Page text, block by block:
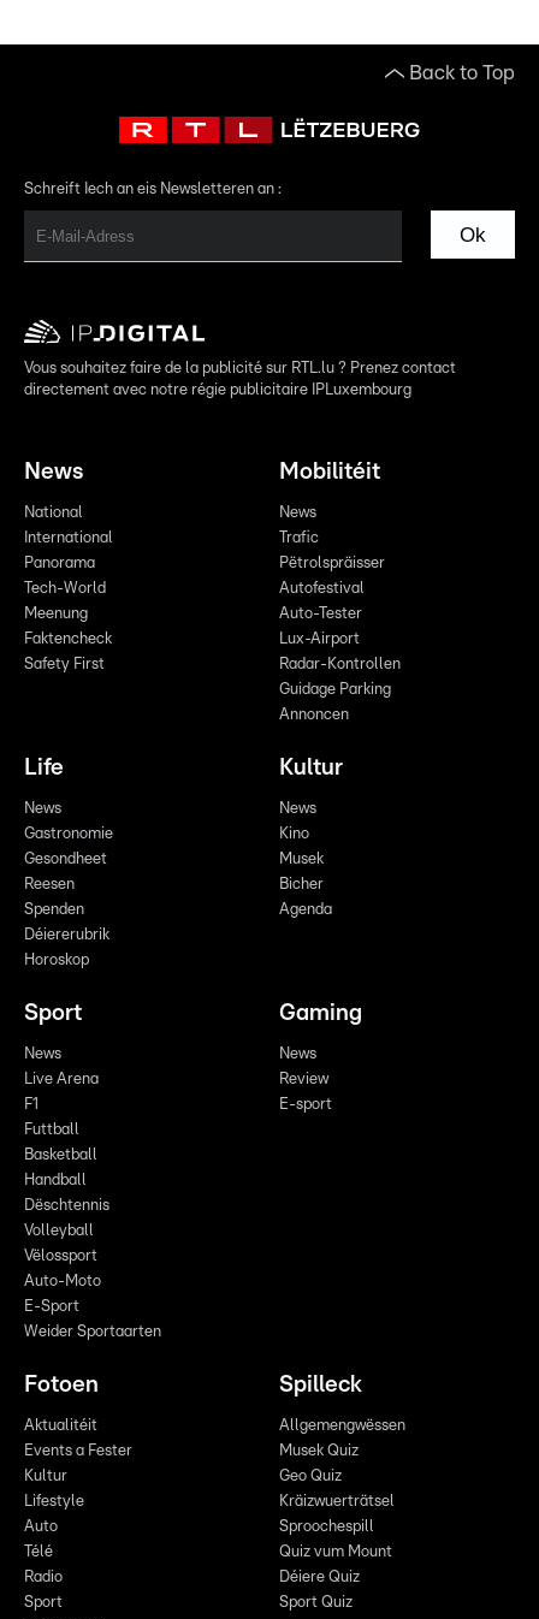
Back to Top
Schreift Iech an eis Newsletteren an :
Ok
Vous souhaitez faire de la publicité sur RTL.lu ? Prenez contact
directement avec notre régie publicitaire IPLuxembourg
News
National
International
Panorama
Tech-World
Meenung
Faktencheck
Safety First
Mobilitéit
News
Trafic
Pëtrolspräisser
Autofestival
Auto-Tester
Lux-Airport
Radar-Kontrollen
Guidage Parking
Annoncen
Life
News
Gastronomie
Gesondheet
Reesen
Spenden
Déiererubrik
Horoskop
Kultur
News
Kino
Musek
Bicher
Agenda
Sport
News
Live Arena
F1
Futtball
Basketball
Handball
Dëschtennis
Volleyball
Vëlossport
Auto-Moto
E-Sport
Weider Sportaarten
Gaming
News
Review
E-sport
Fotoen
Aktualitéit
Events a Fester
Kultur
Lifestyle
Auto
Télé
Radio
Sport
Spilleck
Allgemengwëssen
Musek Quiz
Geo Quiz
Kräizwuerträtsel
Sproochespill
Quiz vum Mount
Déiere Quiz
Sport Quiz